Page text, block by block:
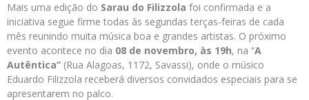
Mais uma edição do Sarau do Filizzola foi confirmada e a
iniciativa segue firme todas às segundas terças-feiras de cada
mês reunindo muita música boa e grandes artistas. O próximo
evento acontece no dia 08 de novembro, às 19h, na “A
Autêntica” (Rua Alagoas, 1172, Savassi), onde o músico
Eduardo Filizzola receberá diversos convidados especiais para se
apresentarem no palco.